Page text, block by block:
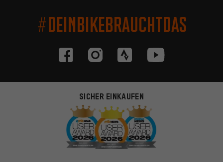
#DEINBIKEBRAUCHTDAS
SICHER EINKAUFEN